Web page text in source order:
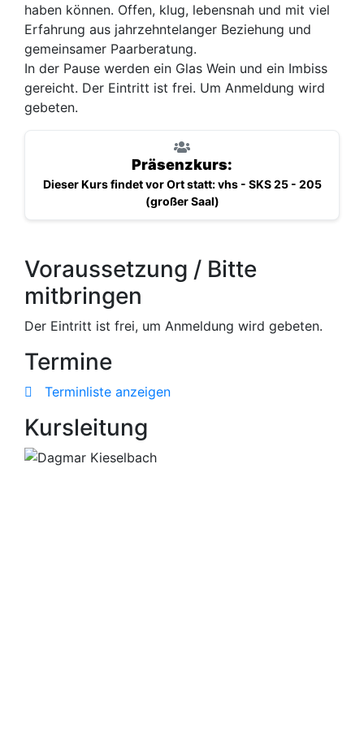
haben können. Offen, klug, lebensnah und mit viel
Erfahrung aus jahrzehntelanger Beziehung und
gemeinsamer Paarberatung.
In der Pause werden ein Glas Wein und ein Imbiss
gereicht. Der Eintritt ist frei. Um Anmeldung wird
gebeten.
Präsenzkurs:
Dieser Kurs findet vor Ort statt: vhs - SKS 25 - 205
(großer Saal)
Voraussetzung / Bitte
mitbringen
Der Eintritt ist frei, um Anmeldung wird gebeten.
Termine
Terminliste anzeigen
Kursleitung